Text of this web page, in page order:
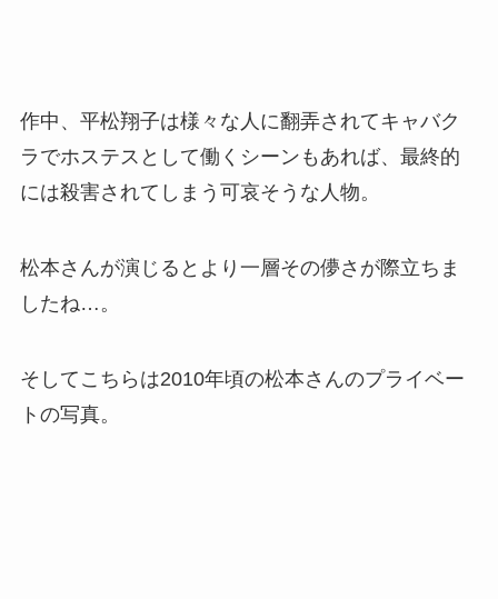
作中、平松翔子は様々な人に翻弄されてキャバク
ラでホステスとして働くシーンもあれば、最終的
には殺害されてしまう可哀そうな人物。
松本さんが演じるとより一層その儚さが際立ちま
したね…。
そしてこちらは2010年頃の松本さんのプライベー
トの写真。